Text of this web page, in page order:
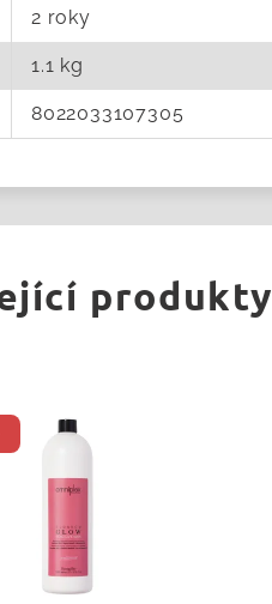
2 roky
1.1 kg
8022033107305
produkty